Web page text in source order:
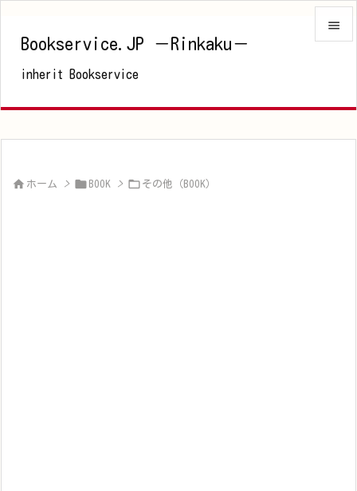
Bookservice.JP －Rinkaku－
inherit Bookservice


 ホーム >  BOOK >  その他（BOOK）